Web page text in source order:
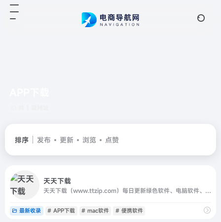
排序 发布 更新 浏览 点赞
天天下载
天天下载（www.ttzip.com）每日更新绿色软件、电脑软件、安卓APP、Mac应用、热门单机游戏，精选国内外精品资源，更新快、资源全，发现更多实用工具，就上天天下载.
最新收录 # APP下载 # mac软件 # 便携软件